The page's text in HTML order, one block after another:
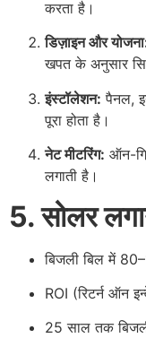
करता है।
डिज़ाइन और
खपत के अनुसार
इंस्टॉलेशन: पैनल,
पूरा होता है।
नेट मीटरिंग: ऑन-
लगाती है।
5. सोलर
बिजली बिल में
ROI (रिटर्न ऑन
25 साल तक